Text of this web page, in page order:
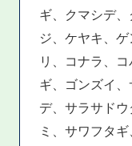
ギ、クマシデ
ジ、ケヤキ、
リ、コナラ、
ギ、ゴンズイ
デ、サラサド
ミ、サワフタ